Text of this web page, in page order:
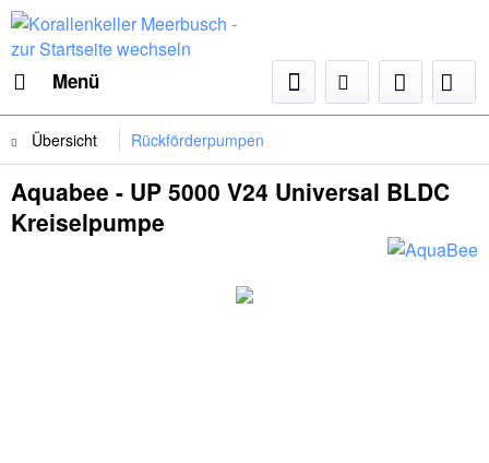
Menü
Übersicht Rückförderpumpen
Aquabee - UP 5000 V24 Universal BLDC
Kreiselpumpe